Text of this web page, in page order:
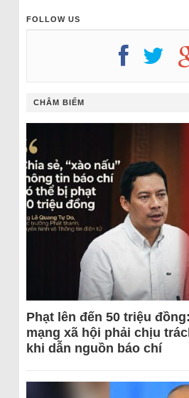
FOLLOW US
CHÂM BIẾM
Phạt lên đến 50 triệu
mạng xã hội phải chịu
khi dẫn nguồn báo chí